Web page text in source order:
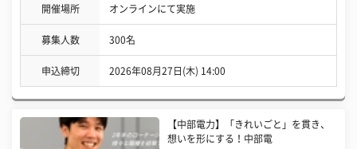
開催場所 オンラインにて実施
募集人数 300名
申込締切 2026年08月27日(木) 14:00
【中部電力】「きれいごと」を貫き、
想いを形にする！中部電